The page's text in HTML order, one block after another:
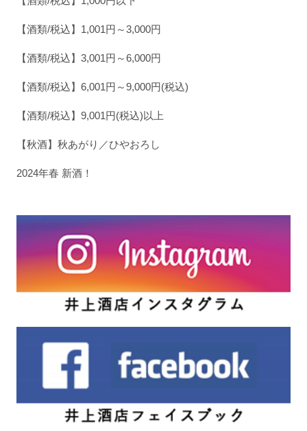
【酒類/税込】1,001円～3,000円
【酒類/税込】3,001円～6,000円
【酒類/税込】6,001円～9,000円(税込)
【酒類/税込】9,001円(税込)以上
【秋酒】秋あがり／ひやおろし
2024年春 新酒！